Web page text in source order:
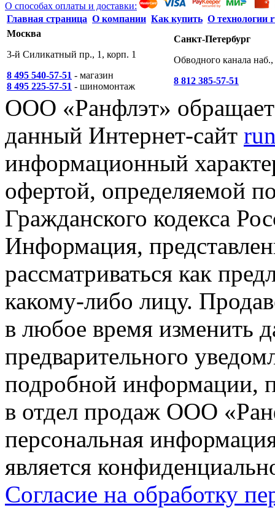
О способах оплаты и доставки:
Главная страница О компании Как купить О технологии
Москва
3-й Силикатный пр., 1, корп. 1
8 495 540-57-51 - магазин
8 495 225-57-51 - шиномонтаж
Санкт-Петербург
Обводного канала
8 812 385-57-51
ООО «Ранфлэт»
данный Интернет-сайт
информационный
офертой, определяемой
Гражданского кодекса
Информация,
рассматриваться как
какому-либо лицу.
в любое время изменить
предварительного
подробной информации,
в отдел продаж ООО
персональная
является
Согласие на обработку